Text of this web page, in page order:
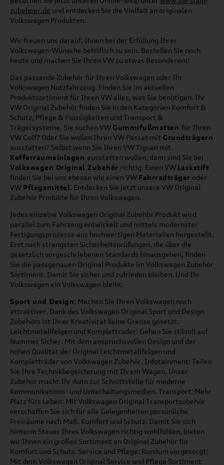
zubehoer.de und entdecken Sie die Vielfalt an originalen
Volkswagen Produkten.
Wir freuen uns darauf, Ihnen bei der Erfüllung Ihrer
Volkswagen-Wünsche behilflich zu sein. Bestellen Sie noch
heute und machen Sie Ihren VW zu etwas Besonderem!
Das passende Zubehör für Ihren Volkswagen oder Ihr
Volkswagen Nutzfahrzeug. Finden Sie im aktuellen
Produktsortiment für Ihren VW alles, was Sie benötigen. Ihr
VW Original Zubehör finden Sie in den Kategorien Komfort &
Schutz, Pflege & Flüssigkeiten und Transport &
Trägersysteme. Sie suchen VW Gummifußmatten für Ihren
VW Golf? Oder Sie wollen Ihren VW Passat mit Grundträgern
ausstatten? Selbst wenn Sie Ihren VW Tiguan mit
Kofferraumeinlagen ausstatten wollen, dann sind Sie bei
Volkswagen Original Zubehör richtig. Einen VW Lackstift
finden Sie bei uns ebenso wie einen VW Fahrradträger oder
VW Pflegemittel. Entdecken Sie jetzt unsere VW Original
Zubehör Produkte für Ihren Volkswagen.
Jedes einzelne Volkswagen Original Zubehör Produkt wird
parallel zum Fahrzeug entwickelt und mittels modernster
Fertigungsprozesse aus hochwertigen Materialien hergestellt.
Erst nach strengsten Sicherheitsprüfungen, die über die
gesetzlich vorgeschriebenen Standards hinausgehen, finden
Sie die passgenauen Original Produkte im Volkswagen Zubehör
Sortiment. Damit Sie sicher und zufrieden bleiben. Und Ihr
Volkswagen ein Volkswagen bleibt.
Sport und Design: Machen Sie Ihren Volkswagen noch
attraktiver. Dank des Volkswagen Original Sport und Design
Zubehörs ist Ihrer Kreativität keine Grenze gesetzt.
Leichtmetallfelgen und Kompletträder: Gehen Sie stilvoll auf
Nummer Sicher. Mit dem anspruchsvollen Design und der
hohen Qualität der Original Leichtmetallfelgen und
Kompletträder von Volkswagen Zubehör. Infotainment: Teilen
Sie Ihre Technikbegeisterung mit Ihrem Wagen. Unser
Zubehör macht Ihr Auto zur Schnittstelle für moderne
Kommunikations- und Unterhaltungsmedien. Transport: Mehr
Platz fürs Leben: Mit Volkswagen Original Transportzubehör
verschaffen Sie sich für alle Gelegenheiten persönliche
Freiräume nach Maß. Komfort und Schutz: Damit Sie sich
hinterm Steuer Ihres Volkswagen richtig wohlfühlen, bieten
wir Ihnen ein großes Sortiment an Original Zubehör für
Komfort und Schutz. Service und Pflege: Rundum vorgesorgt:
Mit dem Volkswagen Original Service und Pflege Sortiment